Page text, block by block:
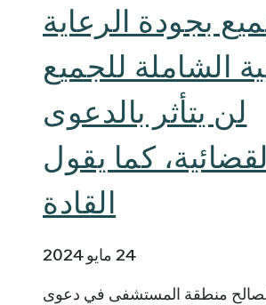
بجودة الرعاية
الشاملة للجميع
لن يتأثر بالدعوى
كما يقول
القادة
24 مايو 2024
منطقة المستشفى في دعوى